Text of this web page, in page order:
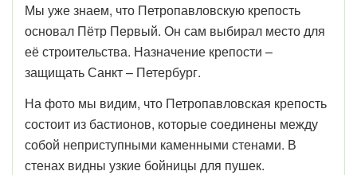
Мы уже знаем, что Петропавловскую крепость
основал Пётр Первый. Он сам выбирал место для
её строительства. Назначение крепости –
защищать Санкт – Петербург.
На фото мы видим, что Петропавловская крепость
состоит из бастионов, которые соединены между
собой неприступными каменными стенами. В
стенах видны узкие бойницы для пушек.